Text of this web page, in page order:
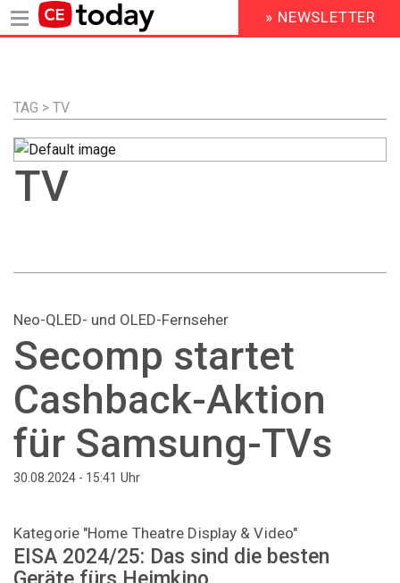
Inhalt
HEADER
MENU
» NEWSLETTER
TAG > TV
TV
Neo-QLED- und OLED-Fernseher
Secomp startet
Cashback-Aktion
für Samsung-TVs
30.08.2024 - 15:41 Uhr
Kategorie "Home Theatre Display & Video"
EISA 2024/25: Das sind die besten